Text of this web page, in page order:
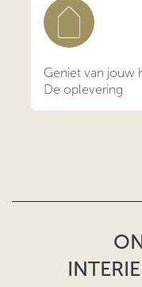
Geniet van jouw
De oplevering